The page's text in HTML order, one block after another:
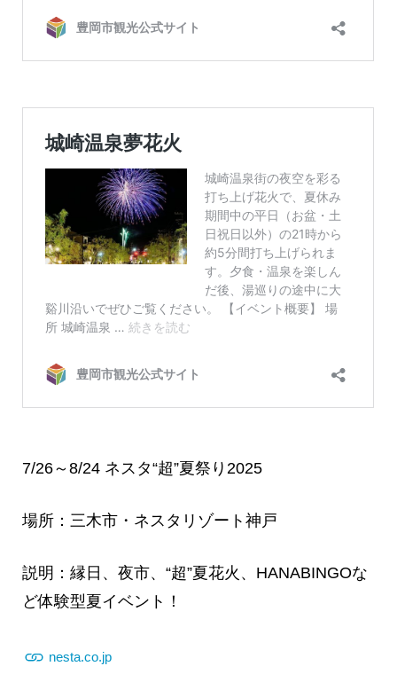
7/26～8/24 ネスタ“超”夏祭り2025
場所：三木市・ネスタリゾート神戸
説明：縁日、夜市、“超”夏花火、HANABINGOな
ど体験型夏イベント！
nesta.co.jp